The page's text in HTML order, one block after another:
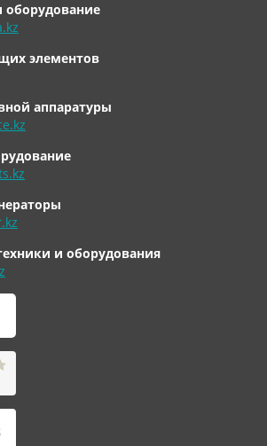
оборудование
элементов
аппаратуры
и оборудования